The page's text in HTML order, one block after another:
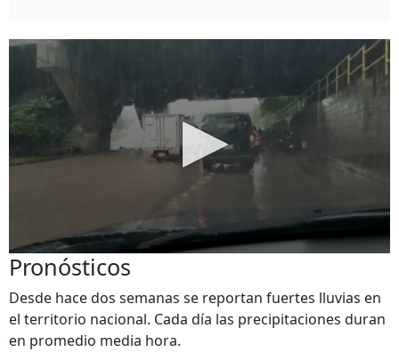
Pronósticos
Desde hace dos semanas se reportan fuertes lluvias en
el territorio nacional. Cada día las precipitaciones duran
en promedio media hora.